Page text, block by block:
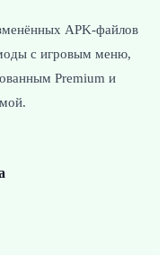
APK-файлов
с игровым меню,
Premium и